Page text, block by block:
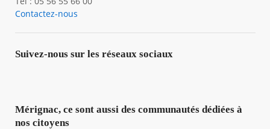
Contactez-nous
Suivez-nous sur les réseaux sociaux
Mérignac, ce sont aussi des communautés dédiées à
nos citoyens